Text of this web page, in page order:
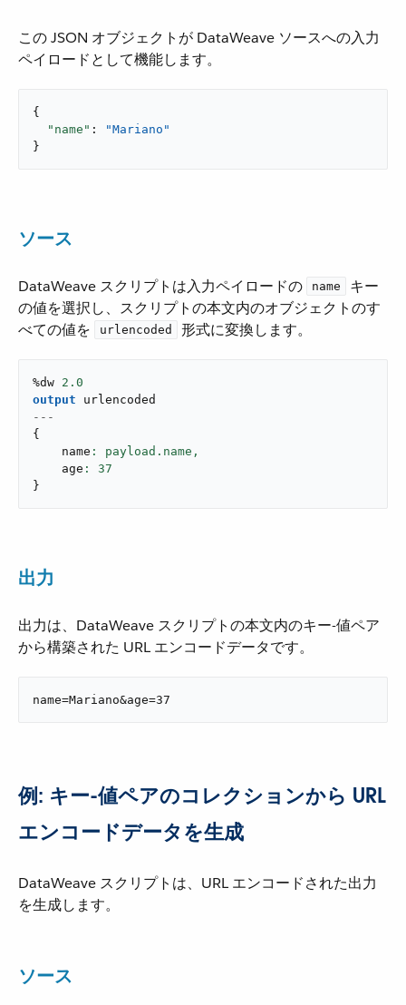
この JSON オブジェクトが DataWeave ソースへの入力
ペイロードとして機能します。
{
"name" :
"Mariano"
}
ソース
DataWeave スクリプトは入力ペイロードの ​ name
​ キー
の値を選択し、スクリプトの本文内のオブジェクトのす
べての値を ​
urlencoded ​ 形式に変換します。
%dw 2.0
output
---
{
    name
: payload.name,
    age
: 37
}
出力
出力は、DataWeave スクリプトの本文内のキー-値ペア
から構築された URL エンコードデータです。
name=Mariano&age=37
例: キー-値ペアのコレクションから URL
エンコードデータを生成
DataWeave スクリプトは、URL エンコードされた出力
を生成します。
ソース